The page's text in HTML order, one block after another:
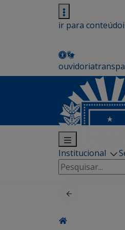
ir para conteúdo
ouvidoria
Institucional
Pesquisar
por: